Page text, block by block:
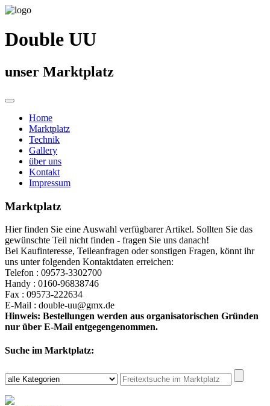
Double UU
unser Marktplatz
Home
Marktplatz
Technik
Gallery
über uns
Kontakt
Impressum
Marktplatz
Hier finden Sie eine Auswahl verfügbarer Artikel. Sollten Sie das
gewünschte Teil nicht finden - fragen Sie uns danach!
Bei Kaufinteresse, Teileanfragen oder sonstigen Fragen, könnt ihr
uns unter folgenden Kontaktdaten erreichen:
Telefon : 09573-3302700
Handy : 0160-96838746
Fax : 09573-222634
E-Mail : double-uu@gmx.de
Hinweis: Bestellungen werden aus organisatorischen Gründen
nur über E-Mail entgegengenommen.
Suche im Marktplatz: